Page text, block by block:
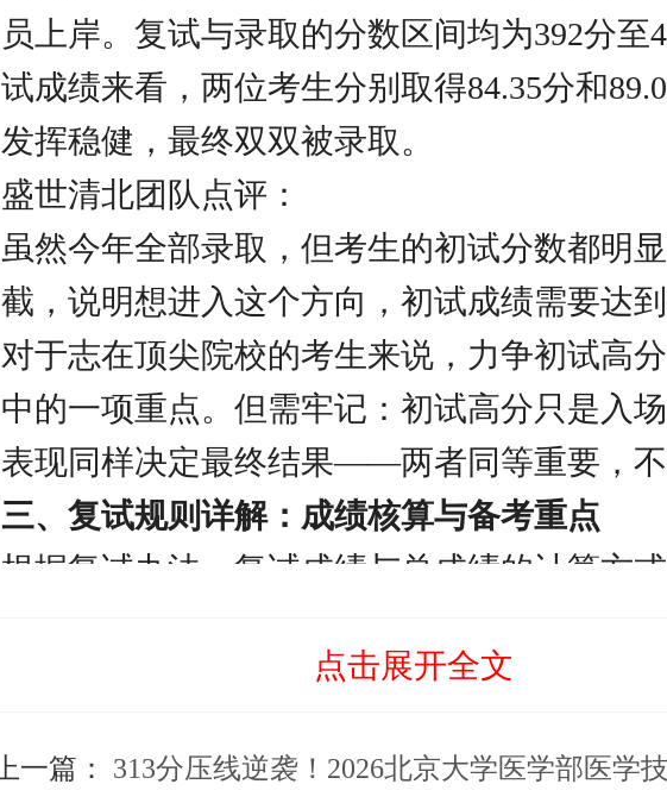
员上岸。复试与录取的分数区间均为392分至
试成绩来看，两位考生分别取得84.35分和
发挥稳健，最终双双被录取。
盛世清北团队点评：
虽然今年全部录取，但考生的初试分数都明
截，说明想进入这个方向，初试成绩需要达到
对于志在顶尖院校的考生来说，力争初试高
中的一项重点。但需牢记：初试高分只是入
表现同样决定最终结果——两者同等重要，不
三、复试规则详解：成绩核算与备考重点
根据复试办法，复试成绩与总成绩的计算方式
总成绩计算：总成绩 = 初试成绩总分 ÷ 5 × 0.5
复试成绩采用综合计分办法，实行百分制，60
点击展开全文
上一篇： 313分压线逆袭！2026北京大学医学部医学技术研究院考研复试